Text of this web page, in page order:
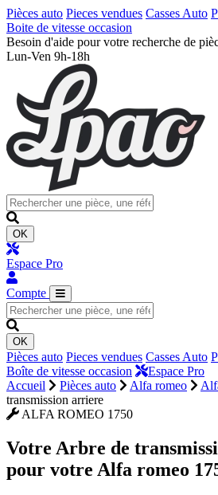
Pièces auto Pieces vendues Casses Auto
Boite de vitesse occasion
Besoin d'aide pour votre recherche de
Lun-Ven 9h-18h
OK
Espace Pro
Compte
OK
Pièces auto Pieces vendues Casses Auto
Boîte de vitesse occasion
Espace Pro
Accueil
Pièces auto Alfa romeo
transmission arriere
ALFA ROMEO 1750
Votre Arbre de
pour votre Alfa romeo